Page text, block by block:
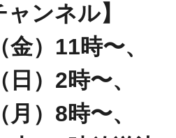
ャンネル】
）11時〜、
）2時〜、
）8時〜、